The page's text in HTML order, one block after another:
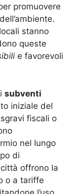
promuovere
stanno
queste
e favorevoli
subventi
iniziale del
fiscali o
nel lungo
di
offrono la
o a tariffe